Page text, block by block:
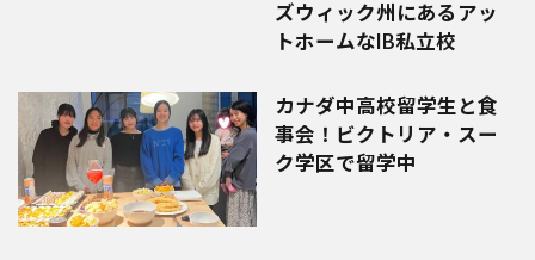
ズウィック州にあるアッ
トホームなIB私立校
カナダ中高校留学生と食
事会！ビクトリア・スー
ク学区で留学中